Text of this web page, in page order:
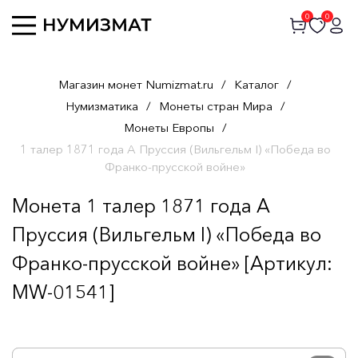
0 0
Магазин монет Numizmat.ru / Каталог /
Нумизматика / Монеты стран Мира /
Монеты Европы /
1 талер 1871 года A Пруссия (Вильгельм I) «Победа во
Франко-прусской войне»
Монета 1 талер 1871 года A
Пруссия (Вильгельм I) «Победа во
Франко-прусской войне» [Артикул:
MW-01541]